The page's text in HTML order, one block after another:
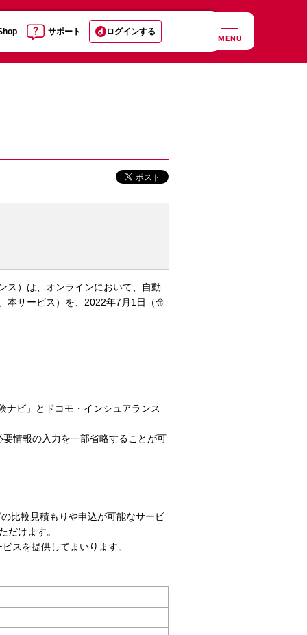
サポート ログインする
MENU
ス）は、オンラインにおいて、自動
本サービス）を、2022年7月1日（金
ナビ」とドコモ・インシュアランス
情報の入力を一部省略することが可
比較見積もりや申込が可能なサービ
だけます。
スを提供してまいります。